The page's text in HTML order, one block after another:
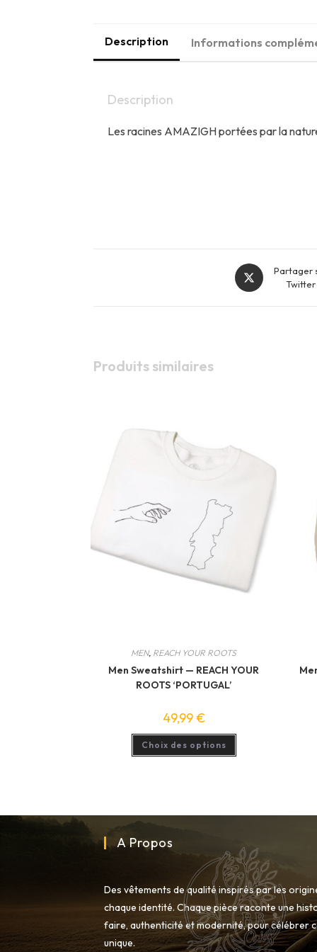
Description Informations
Description
Les racines AMAZIGH portées par la
Opens
in
Partager
Twitter
Produits similaires
MEN, REACH YOUR ROOTS
Men Sweatshirt — REACH YOUR
ROOTS ‘PORTUGAL’
49,99€
Choix des options
Ce
a
être
la
page
du
produit
A Propos
Des vêtements de qualité inspirés par les
chaque identité. Chaque pièce raconte une
faire, authenticité et modernité, pour célébrer
unique.